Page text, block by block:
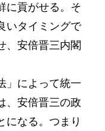
に貢がせる。そ
いタイミングで
、安倍晋三内閣
」によって統一
、安倍晋三の政
になる。つまり